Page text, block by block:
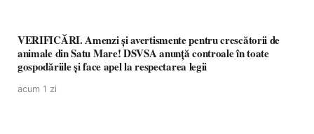
VERIFICĂRI. Amenzi și avertismente pentru crescătorii de
animale din Satu Mare! DSVSA anunță controale în toate
gospodăriile și face apel la respectarea legii
acum 1 zi